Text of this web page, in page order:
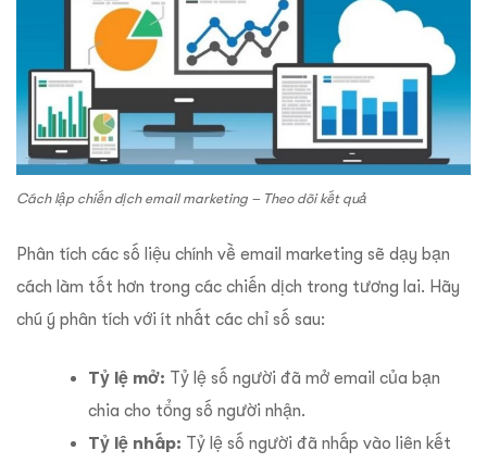
Cách lập chiến dịch email marketing – Theo dõi kết quả
Phân tích các số liệu chính về email marketing sẽ dạy bạn
cách làm tốt hơn trong các chiến dịch trong tương lai. Hãy
chú ý phân tích với ít nhất các chỉ số sau:
Tỷ lệ mở: Tỷ lệ số người đã mở email của bạn
chia cho tổng số người nhận.
Tỷ lệ nhấp: Tỷ lệ số người đã nhấp vào liên kết